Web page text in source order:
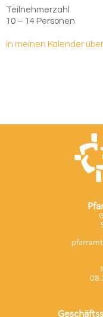
Teilnehmerzahl
10 – 14 Personen
in meinen Kalender